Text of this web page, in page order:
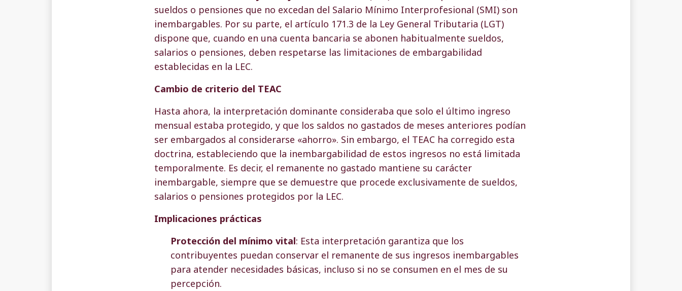
sueldos o pensiones que no excedan del Salario Mínimo Interprofesional (SMI) son
inembargables. Por su parte, el artículo 171.3 de la Ley General Tributaria (LGT)
dispone que, cuando en una cuenta bancaria se abonen habitualmente sueldos,
salarios o pensiones, deben respetarse las limitaciones de embargabilidad
establecidas en la LEC.
Cambio de criterio del TEAC
Hasta ahora, la interpretación dominante consideraba que solo el último ingreso
mensual estaba protegido, y que los saldos no gastados de meses anteriores podían
ser embargados al considerarse «ahorro». Sin embargo, el TEAC ha corregido esta
doctrina, estableciendo que la inembargabilidad de estos ingresos no está limitada
temporalmente. Es decir, el remanente no gastado mantiene su carácter
inembargable, siempre que se demuestre que procede exclusivamente de sueldos,
salarios o pensiones protegidos por la LEC.
Implicaciones prácticas
Protección del mínimo vital: Esta interpretación garantiza que los
contribuyentes puedan conservar el remanente de sus ingresos inembargables
para atender necesidades básicas, incluso si no se consumen en el mes de su
percepción.